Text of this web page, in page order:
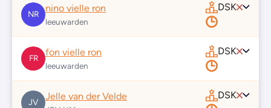
NR
nino vielle ron
leeuwarden
DSK
FR
fon vielle ron
leeuwarden
DSK
JV
Jelle van der Velde DSK